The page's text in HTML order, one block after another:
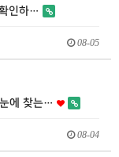
인하…
08-05
에 찾는…
08-04